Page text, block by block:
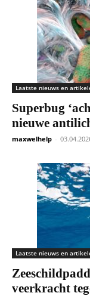
Laatste nieuws en
Superbug
nieuwe
maxwelhelp -
Laatste nieuws en
veerkracht